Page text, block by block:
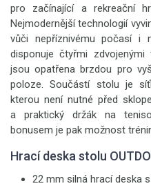
pro začínající a rekreační
Nejmodernější technologií
vůči nepříznivému počasí i
disponuje čtyřmi
jsou opatřena brzdou pro
poloze. Součástí stolu je
kterou není nutné před
a praktický držák na
bonusem je pak možnost
Hrací deska stolu
22 mm silná hrací deska